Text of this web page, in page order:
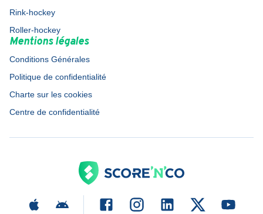
Rink-hockey
Roller-hockey
Mentions légales
Conditions Générales
Politique de confidentialité
Charte sur les cookies
Centre de confidentialité